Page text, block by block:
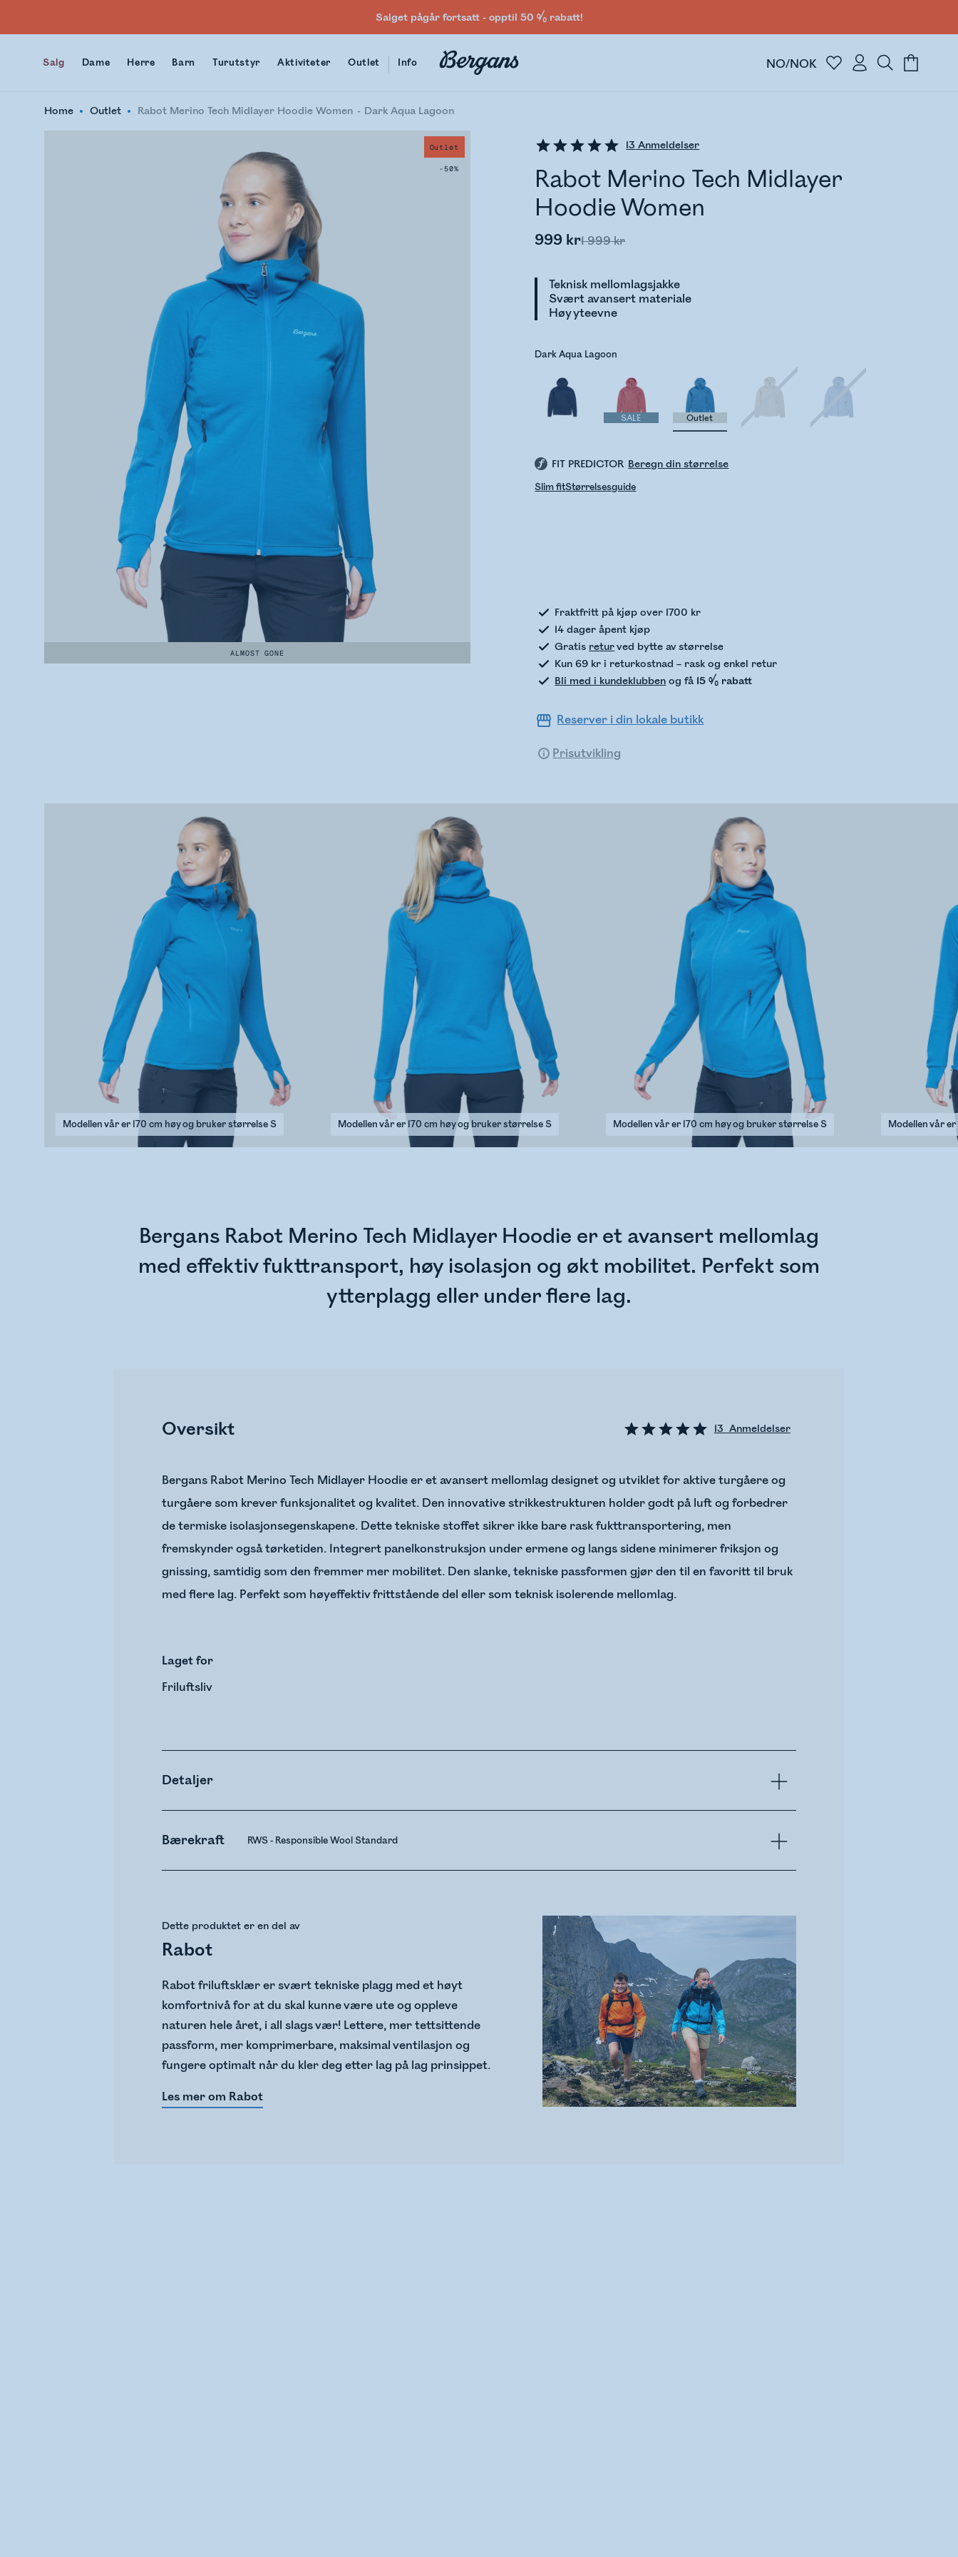
Salget pågår fortsatt - opptil 50 % rabatt!
Salg Dame Herre Barn Turutstyr Aktiviteter Outlet Info NO/NOK
Home Outlet Rabot Merino Tech Midlayer Hoodie Women Dark Aqua Lagoon
Outlet
-50%
ALMOST GONE
13 Anmeldelser
Rabot Merino Tech Midlayer
Hoodie Women
999 kr1 999 kr
Teknisk mellomlagsjakke
Svært avansert materiale
Høy yteevne
Dark Aqua Lagoon
SALE Outlet
FIT PREDICTOR Beregn din størrelse
Slim fitStørrelsesguide
Fraktfritt på kjøp over 1700 kr
14 dager åpent kjøp
Gratis returved bytte av størrelse
Kun 69 kr i returkostnad – rask og enkel retur
Bli med i kundeklubben og få 15 % rabatt
Reserver i din lokale butikk
Prisutvikling
Modellen vår er 170 cm høy og bruker størrelse S Modellen vår er 170 cm høy og bruker størrelse S Modellen vår er 170 cm høy og bruker størrelse S Modellen vår
Bergans Rabot Merino Tech Midlayer Hoodie er et avansert mellomlag
med effektiv fukttransport, høy isolasjon og økt mobilitet. Perfekt som
ytterplagg eller under flere lag.
Oversikt 13 Anmeldelser
Bergans Rabot Merino Tech Midlayer Hoodie er et avansert mellomlag designet og utviklet for aktive turgåere og
turgåere som krever funksjonalitet og kvalitet. Den innovative strikkestrukturen holder godt på luft og forbedrer
de termiske isolasjonsegenskapene. Dette tekniske stoffet sikrer ikke bare rask fukttransportering, men
fremskynder også tørketiden. Integrert panelkonstruksjon under ermene og langs sidene minimerer friksjon og
gnissing, samtidig som den fremmer mer mobilitet. Den slanke, tekniske passformen gjør den til en favoritt til bruk
med flere lag. Perfekt som høyeffektiv frittstående del eller som teknisk isolerende mellomlag.
Laget for
Friluftsliv
Detaljer
Bærekraft RWS - Responsible Wool Standard
Dette produktet er en del av
Rabot
Rabot friluftsklær er svært tekniske plagg med et høyt
komfortnivå for at du skal kunne være ute og oppleve
naturen hele året, i all slags vær! Lettere, mer tettsittende
passform, mer komprimerbare, maksimal ventilasjon og
fungere optimalt når du kler deg etter lag på lag prinsippet.
Les mer om Rabot